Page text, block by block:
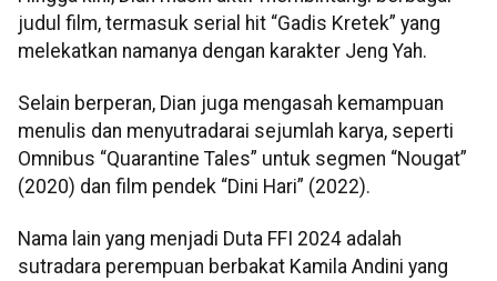
judul film, termasuk serial hit “Gadis Kretek” yang
melekatkan namanya dengan karakter Jeng Yah.
Selain berperan, Dian juga mengasah kemampuan
menulis dan menyutradarai sejumlah karya, seperti
Omnibus “Quarantine Tales” untuk segmen “Nougat”
(2020) dan film pendek “Dini Hari” (2022).
Nama lain yang menjadi Duta FFI 2024 adalah
sutradara perempuan berbakat Kamila Andini yang